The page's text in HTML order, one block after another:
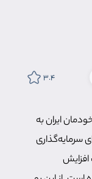
3.4
ایران به
سرمایه‌گذاری